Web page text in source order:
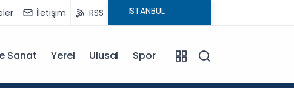
İletişim RSS
Sanat Yerel Ulusal Spor